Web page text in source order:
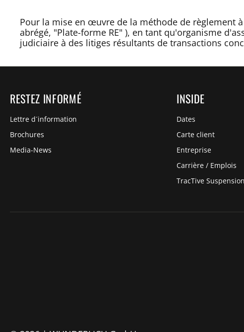
Pour la mise en œuvre de la méthode de règlement
abrégé, "Plate-forme RE" ), en tant qu'organisme
judiciaire à des litiges résultants de transactions
RESTEZ INFORMÉ
Lettre d´information
Brochures
Media-News
INSIDE
Dates
Carte client
Entreprise
Carrière / Emplois
TracTive